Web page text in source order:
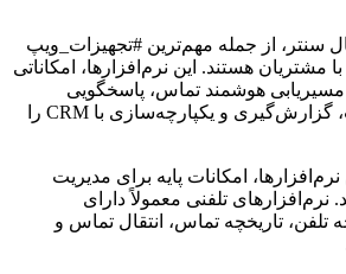
سنتر، از جمله مهم‌ترین #تجهیزات_ویپ
مشتریان هستند. این نرم‌افزارها، امکاناتی
مسیریابی هوشمند تماس، پاسخگویی
خودکار، ضبط مکالمات، گزارش‌گیری و یکپارچه‌سازی با CRM را
نرم‌افزارها، امکانات پایه برای مدیریت
نرم‌افزارهای تلفنی معمولاً دارای
تلفن، تاریخچه تماس، انتقال تماس و